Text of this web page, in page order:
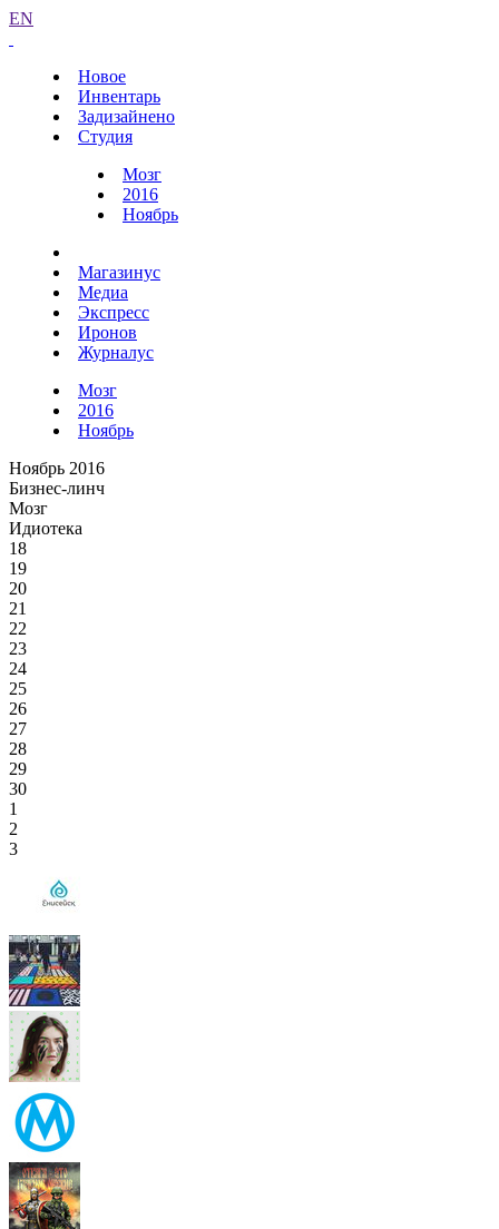
EN
Новое
Инвентарь
Задизайнено
Студия
Мозг
2016
Ноябрь
Магазинус
Медиа
Экспресс
Иронов
Журналус
Мозг
2016
Ноябрь
Ноябрь 2016
Бизнес-линч
Мозг
Идиотека
18
19
20
21
22
23
24
25
26
27
28
29
30
1
2
3